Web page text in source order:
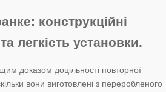
конструкційні
легкість установки.
доказом доцільності повторної
вони виготовлені з переробленого